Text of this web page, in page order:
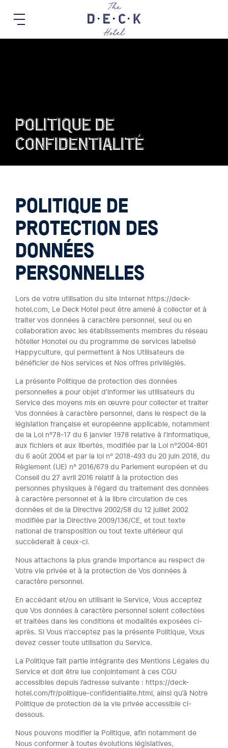
politique de
confidentialité
POLITIQUE DE
PROTECTION DES
DONNÉES
PERSONNELLES
Lors de votre utilisation du site Internet https://deck-
hotel.com, Le Deck Hotel peut être amené à collecter et à
traiter vos données à caractère personnel, seul ou en
collaboration avec les établissements membres du réseau
hôtelier Honotel ou du programme de services labelisé
Happyculture, qui permettent à Nos Utilisateurs de
bénéficier de Nos services et Nos offres privilégiés.
La présente Politique de protection des données
personnelles a pour objet d’informer les utilisateurs du
Service des moyens mis en œuvre pour collecter et traiter
Vos données à caractère personnel, dans le respect de la
législation française et européenne applicable, notamment
de la Loi n°78-17 du 6 janvier 1978 relative à l’informatique,
aux fichiers et aux libertés, modifiée par la Loi n°2004-801
du 6 août 2004 et par la loi n° 2018-493 du 20 juin 2018, du
Règlement (UE) n° 2016/679 du Parlement européen et du
Conseil du 27 avril 2016 relatif à la protection des
personnes physiques à l'égard du traitement des données
à caractère personnel et à la libre circulation de ces
données et de la Directive 2002/58 du 12 juillet 2002
modifiée par la Directive 2009/136/CE, et tout texte
national de transposition ou tout texte ultérieur qui
succèderait à ceux-ci.
Nous attachons la plus grande importance au respect de
Votre vie privée et à la protection de Vos données à
caractère personnel.
En accédant et/ou en utilisant le Service, Vous acceptez
que Vos données à caractère personnel soient collectées
et traitées dans les conditions et modalités exposées ci-
après. Si Vous n’acceptez pas la présente Politique, Vous
devez cesser toute utilisation du Service.
La Politique fait partie intégrante des Mentions Légales du
Service et doit être lue conjointement à ces CGU
accessibles depuis l’adresse suivante : https://deck-
hotel.com/fr/politique-confidentialite.html, ainsi qu’à Notre
Politique de protection de la vie privée accessible ci-
dessous.
Nous pouvons modifier la Politique, afin notamment de
Nous conformer à toutes évolutions législatives,